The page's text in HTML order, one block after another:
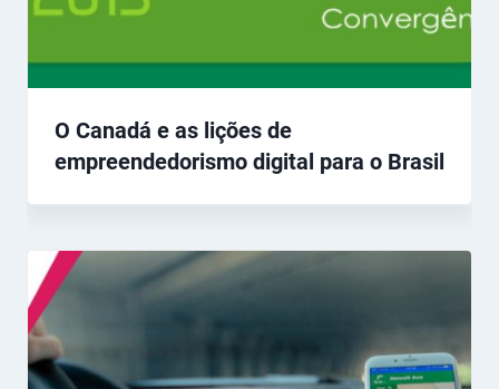
O Canadá e as lições de
empreendedorismo digital para o Brasil